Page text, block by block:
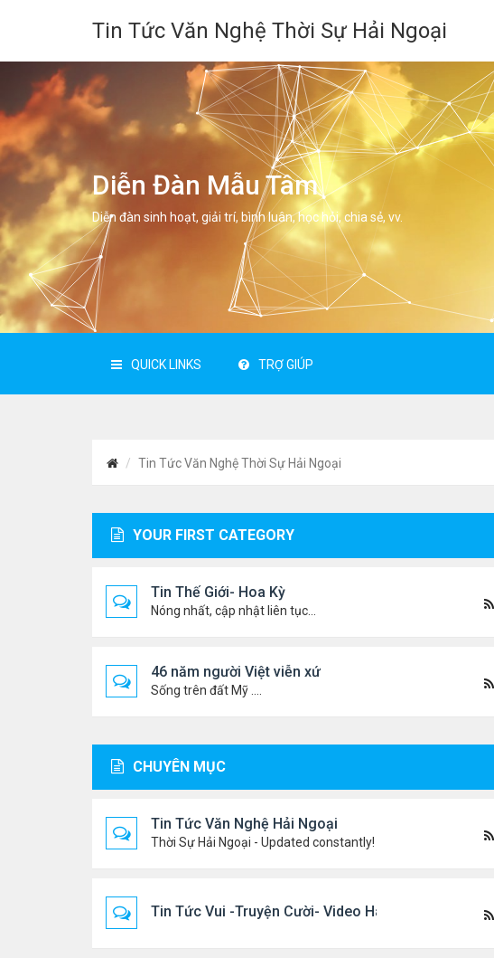
Tin Tức Văn Nghệ Thời Sự Hải Ngoại
Diễn Đàn Mẫu Tâm
Diễn đàn sinh hoạt, giải trí, bình luân, học hỏi, chia sẻ, vv.
QUICK LINKS TRỢ GIÚP
Tin Tức Văn Nghệ Thời Sự Hải Ngoại
YOUR FIRST CATEGORY
Tin Thế Giới- Hoa Kỳ
Nóng nhất, cập nhật liên tục...
46 năm người Việt viễn xứ
Sống trên đất Mỹ ....
CHUYÊN MỤC
Tin Tức Văn Nghệ Hải Ngoại
Thời Sự Hải Ngoại - Updated constantly!
Tin Tức Vui -Truyện Cười- Video Hài